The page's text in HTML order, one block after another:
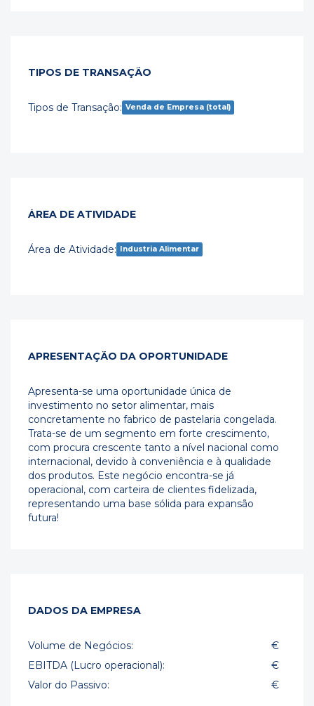
TIPOS DE TRANSAÇÃO
Tipos de Transação: Venda de Empresa (total)
ÁREA DE ATIVIDADE
Área de Atividade: Industria Alimentar
APRESENTAÇÃO DA OPORTUNIDADE
Apresenta-se uma oportunidade única de
investimento no setor alimentar, mais
concretamente no fabrico de pastelaria congelada.
Trata-se de um segmento em forte crescimento,
com procura crescente tanto a nível nacional como
internacional, devido à conveniência e à qualidade
dos produtos. Este negócio encontra-se já
operacional, com carteira de clientes fidelizada,
representando uma base sólida para expansão
futura!
DADOS DA EMPRESA
Volume de Negócios:
€
EBITDA (Lucro operacional):
€
Valor do Passivo:
€